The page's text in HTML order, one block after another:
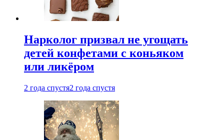
Нарколог призвал не угощать
детей конфетами с коньяком
или ликёром
2 года спустя2 года спустя